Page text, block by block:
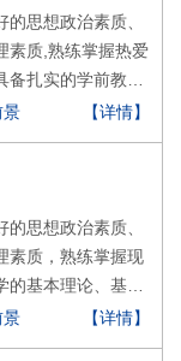
、英语写作、英
与文化入门、现代
理论、英美文学欣
心理学、教育学、
思想政治素质、
素质,熟练掌握热爱
扎实的学前教育
括培养高素质的幼
人才等。
景 【详情】
思想政治素质、
素质，熟练掌握现
基本理论、基本
络新媒体、大型公
景 【详情】